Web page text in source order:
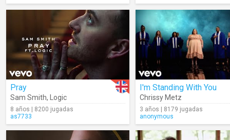
Pray
Sam Smith, Logic
8 años | 8200 jugadas
as7733
I'm Standing With You
Chrissy Metz
3 años | 8179 jugadas
anonymous